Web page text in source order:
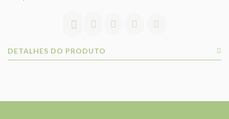
DETALHES DO PRODUTO